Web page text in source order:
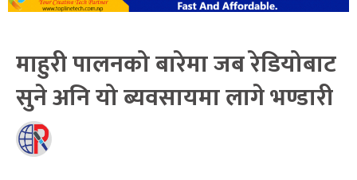
माहुरी पालनको बारेमा जब रेडियोबाट
सुने अनि यो ब्यवसायमा लागे भण्डारी